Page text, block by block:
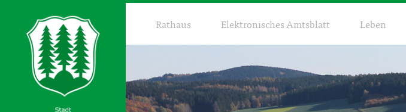
Rathaus Elektronisches Amtsblatt Leben